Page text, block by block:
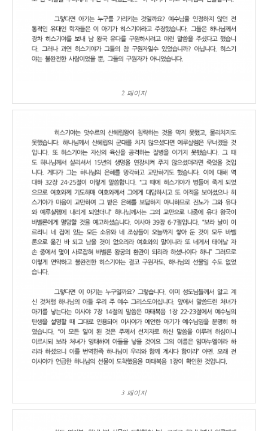
2 페이지
3 페이지